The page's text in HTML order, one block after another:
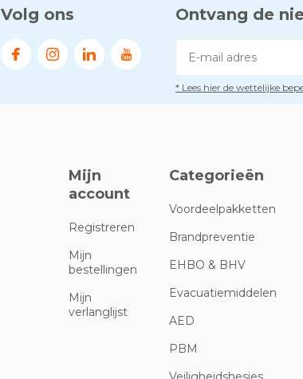
Volg ons Ontvang de
* Lees hier de wettelijke
Mijn
account
Registreren
Mijn
bestellingen
Mijn
verlanglijst
Categorieën
Voordeelpakketten
Brandpreventie
EHBO & BHV
Evacuatiemiddelen
AED
PBM